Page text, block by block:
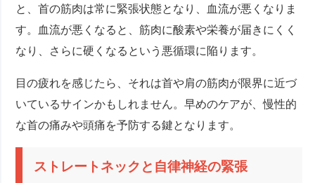
と、首の筋肉は常に緊張状態となり、血流が悪くなりま
す。血流が悪くなると、筋肉に酸素や栄養が届きにくく
なり、さらに硬くなるという悪循環に陥ります。
目の疲れを感じたら、それは首や肩の筋肉が限界に近づ
いているサインかもしれません。早めのケアが、慢性的
な首の痛みや頭痛を予防する鍵となります。
ストレートネックと自律神経の緊張